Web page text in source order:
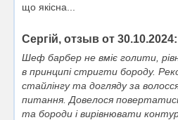
що якісна...
Сергій, отзыв от 30.10.2024:
Шеф барбер не вміє голити,
в принципі стригти бороду.
стайлінгу та догляду за
питання. Довелося
та бороди і вирівнювати